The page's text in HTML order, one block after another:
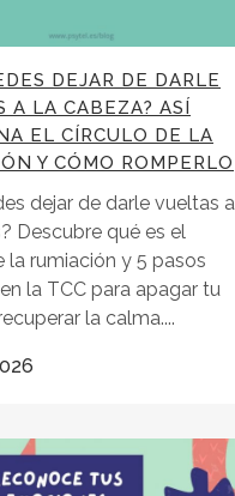
DEJAR DE DARLE
A LA CABEZA? ASÍ
EL CÍRCULO DE LA
Y CÓMO ROMPERLO
dejar de darle vueltas a
Descubre qué es el
la rumiación y 5 pasos
la TCC para apagar tu
la calma....